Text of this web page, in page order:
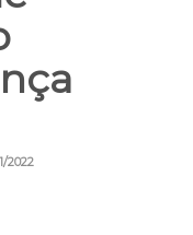
2022